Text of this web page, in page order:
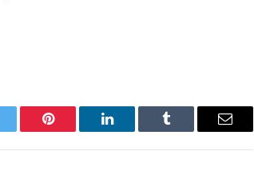
Pinterest LinkedIn Tumblr Email